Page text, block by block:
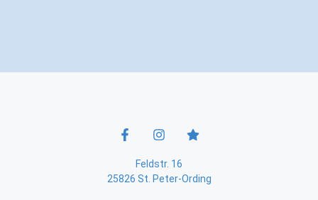
Feldstr. 16
25826 St. Peter-Ording